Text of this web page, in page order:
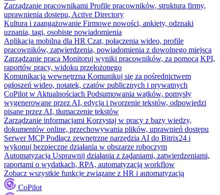
Zarządzanie pracownikami Profile pracowników, struktura firmy,
uprawnienia dostępu, Active Directory
Kultura i zaangażowanie Firmowe nowości, ankiety, odznaki
uznania, tagi, osobiste powiadomienia
Aplikacja mobilna dla HR Czat, połączenia wideo, profile
pracowników, zatwierdzenia, powiadomienia z dowolnego miejsca
Zarządzanie pracą Monitoruj wyniki pracowników, za pomocą KPI,
raportów pracy, widoku przełożonego
Komunikacja wewnętrzna Komunikuj się za pośrednictwem
ogłoszeń wideo, notatek, czatów publicznych i prywatnych
CoPilot w Aktualnościach Podsumowania wątków, pomysły
wygenerowane przez AI, edycja i tworzenie tekstów, odpowiedzi
pisane przez AI, tłumaczenie tekstów
Zarządzanie informacjami Korzystaj w pracy z bazy wiedzy,
dokumentów online, przechowywania plików, uprawnień dostępu
Serwer MCP Podłącz zewnętrzne narzędzia AI do Bitrix24 i
wykonuj bezpieczne działania w obszarze roboczym
Automatyzacja Usprawnij działania z żądaniami, zatwierdzeniami,
raportami o wydatkach, RPA, automatyzacją workflow
Zobacz wszystkie funkcje związane z HR i automatyzacją
CoPilot